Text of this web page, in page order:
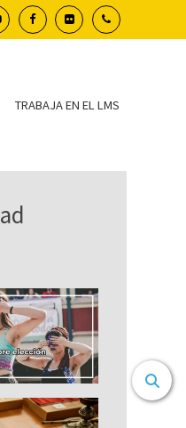
TRABAJA EN EL LMS